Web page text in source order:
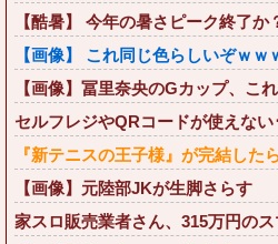
【酷暑】 今年の暑さピーク終了
【画像】 これ同じ色らしいぞｗｗ
【画像】冨里奈央のGカップ、こ
セルフレジやQRコードが使えな
『新テニスの王子様』が完結した
【画像】元陸部JKが生脚さらす
家スロ販売業者さん、315万円の